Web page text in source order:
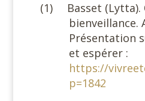
(1)
Basset (Lytta).
bienveillance.
Présentation
et espérer :
https://
p=1842